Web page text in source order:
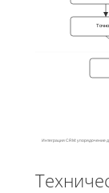
Интеграция CRM: упорядочение